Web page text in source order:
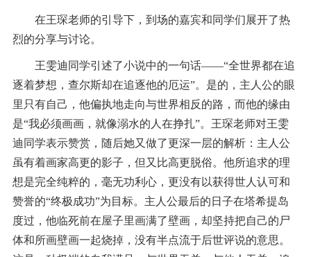
在王琛老师的引导下，到场的嘉宾和同学们展开了热
烈的分享与讨论。
王雯迪同学引述了小说中的一句话——“全世界都在追
逐着梦想，查尔斯却在追逐他的厄运”。是的，主人公的眼
里只有自己，他偏执地走向与世界相反的路，而他的缘由
是“我必须画画，就像溺水的人在挣扎”。王琛老师对王雯
迪同学表示赞赏，随后她又做了更深一层的解析：主人公
虽有着画家高更的影子，但又比高更脱俗。他所追求的理
想是完全纯粹的，毫无功利心，更没有以获得世人认可和
赞誉的“终极成功”为目标。主人公最后的日子在塔希提岛
度过，他临死前在屋子里画满了壁画，却坚持把自己的尸
体和所画壁画一起烧掉，没有半点流于后世评说的意思。